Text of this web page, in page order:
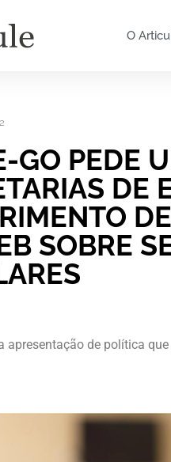
O
GO PEDE
DE
SOBRE
apresentação de política